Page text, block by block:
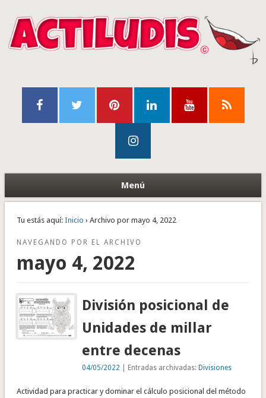
Menú
Tu estás aquí: Inicio › Archivo por mayo 4, 2022
NAVEGANDO POR EL ARCHIVO
mayo 4, 2022
División posicional de
Unidades de millar
entre decenas
04/05/2022 | Entradas archivadas:Divisiones
Actividad para practicar y dominar el cálculo posicional del método